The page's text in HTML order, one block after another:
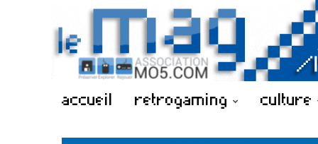
accueil retrogaming culture